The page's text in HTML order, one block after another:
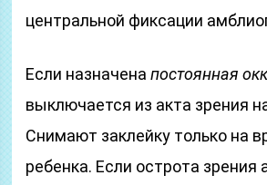
центральной фиксации
Если назначенапостоянная
выключается из акта зрения
Снимают заклейку только на
ребенка. Если острота зрения